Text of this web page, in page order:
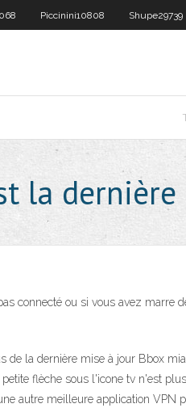
Piccinini10808 Shupe29739
la
connecté ou si vous avez
de la dernière mise à jour Bbox
petite flèche sous l'icone tv n'est
autre meilleure application